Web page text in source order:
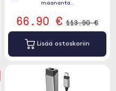
maananta..
66.90 € 113.90 €
Lisää ostoskoriin